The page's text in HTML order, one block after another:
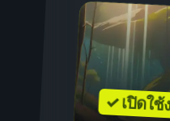
✓ เปิดใช้